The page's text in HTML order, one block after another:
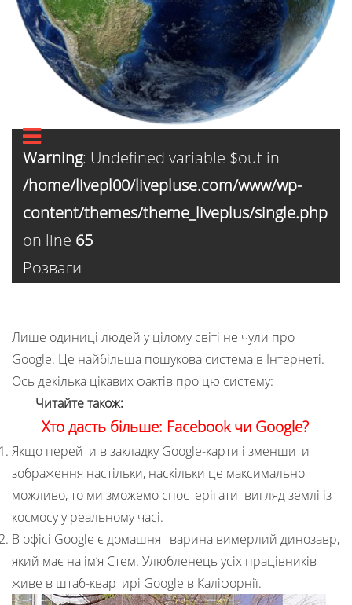
Warning: Undefined variable $out in
/home/livepl00/livepluse.com/www/wp-
content/themes/theme_liveplus/single.php
on line 65
Розваги
Лише одиниці людей у цілому світі не чули про
Google. Це найбільша пошукова система в Інтернеті.
Ось декілька цікавих фактів про цю систему:
Читайте також:
Хто дасть більше: Facebook чи Google?
Якщо перейти в закладку Google-карти і зменшити
зображення настільки, наскільки це максимально
можливо, то ми зможемо спостерігати вигляд землі із
космосу у реальному часі.
В офісі Google є домашня тварина вимерлий динозавр,
який має на ім’я Стем. Улюбленець усіх працівників
живе в штаб-квартирі Google в Каліфорнії.